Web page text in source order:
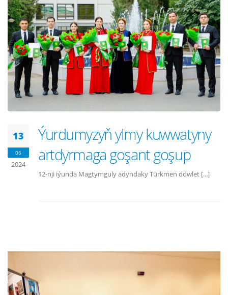
13
06
2024
Ýurdumyzyň ylmy kuwwatyny
artdyrmaga goşant goşup
12-nji iýunda Magtymguly adyndaky Türkmen döwlet [...]